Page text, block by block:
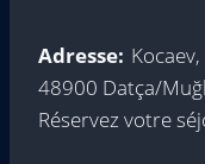
Adresse:
48900 Datça/
Réservez votre